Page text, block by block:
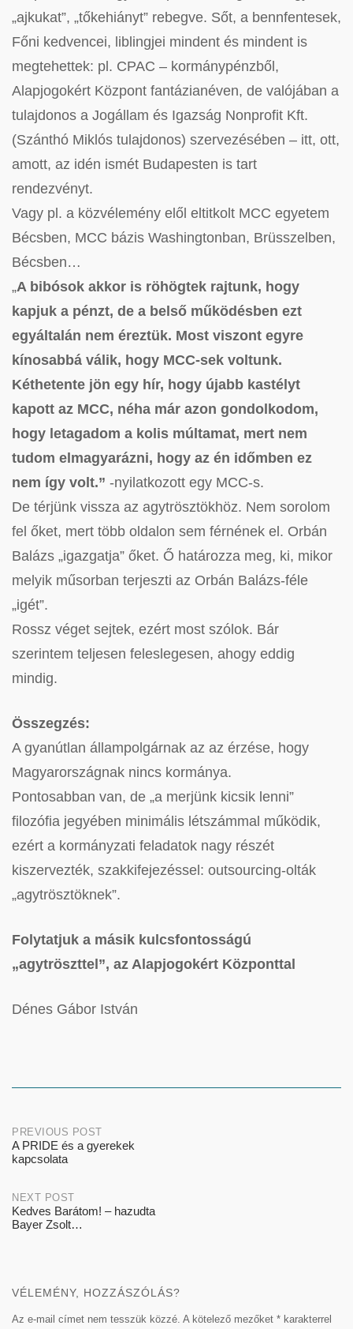
„ajkukat”, „tőkehiányt” rebegve. Sőt, a bennfentesek,
Főni kedvencei, liblingjei mindent és mindent is
megtehettek: pl. CPAC – kormánypénzből,
Alapjogokért Központ fantázianéven, de valójában a
tulajdonos a Jogállam és Igazság Nonprofit Kft.
(Szánthó Miklós tulajdonos) szervezésében – itt, ott,
amott, az idén ismét Budapesten is tart
rendezvényt.
Vagy pl. a közvélemény elől eltitkolt MCC egyetem
Bécsben, MCC bázis Washingtonban, Brüsszelben,
Bécsben…
„A bibósok akkor is röhögtek rajtunk, hogy
kapjuk a pénzt, de a belső működésben ezt
egyáltalán nem éreztük. Most viszont egyre
kínosabbá válik, hogy MCC-sek voltunk.
Kéthetente jön egy hír, hogy újabb kastélyt
kapott az MCC, néha már azon gondolkodom,
hogy letagadom a kolis múltamat, mert nem
tudom elmagyarázni, hogy az én időmben ez
nem így volt.” -nyilatkozott egy MCC-s.
De térjünk vissza az agytrösztökhöz. Nem sorolom
fel őket, mert több oldalon sem férnének el. Orbán
Balázs „igazgatja” őket. Ő határozza meg, ki, mikor
melyik műsorban terjeszti az Orbán Balázs-féle
„igét”.
Rossz véget sejtek, ezért most szólok. Bár
szerintem teljesen feleslegesen, ahogy eddig
mindig.
Összegzés:
A gyanútlan állampolgárnak az az érzése, hogy
Magyarországnak nincs kormánya.
Pontosabban van, de „a merjünk kicsik lenni”
filozófia jegyében minimális létszámmal működik,
ezért a kormányzati feladatok nagy részét
kiszervezték, szakkifejezéssel: outsourcing-olták
„agytrösztöknek”.
Folytatjuk a másik kulcsfontosságú
„agytröszttel”, az Alapjogokért Központtal
Dénes Gábor István
Post
navigation
PREVIOUS POST
A PRIDE és a gyerekek
kapcsolata
NEXT POST
Kedves Barátom! – hazudta
Bayer Zsolt…
VÉLEMÉNY, HOZZÁSZÓLÁS?
Az e-mail címet nem tesszük közzé. A kötelező mezőket * karakterrel